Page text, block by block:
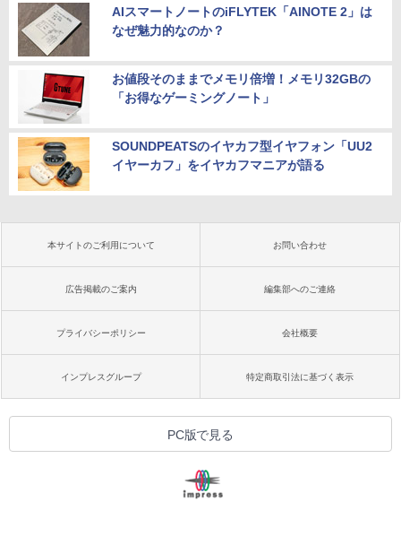
AIスマートノートのiFLYTEK「AINOTE 2」は
なぜ魅力的なのか？
お値段そのままでメモリ倍増！メモリ32GBの
「お得なゲーミングノート」
SOUNDPEATSのイヤカフ型イヤフォン「UU2
イヤーカフ」をイヤカフマニアが語る
本サイトのご利用について お問い合わせ
広告掲載のご案内 編集部へのご連絡
プライバシーポリシー 会社概要
インプレスグループ 特定商取引法に基づく表示
PC版で見る